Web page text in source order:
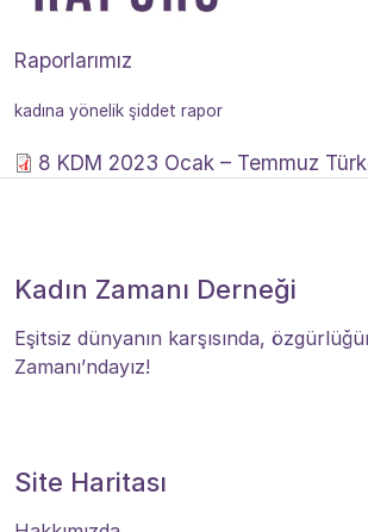
Raporlarımız
kadına yönelik şiddet rapor
8 KDM 2023 Ocak – Temmuz
Kadın Zamanı Derneği
Eşitsiz dünyanın karşısında,
Zamanı’ndayız!
Site Haritası